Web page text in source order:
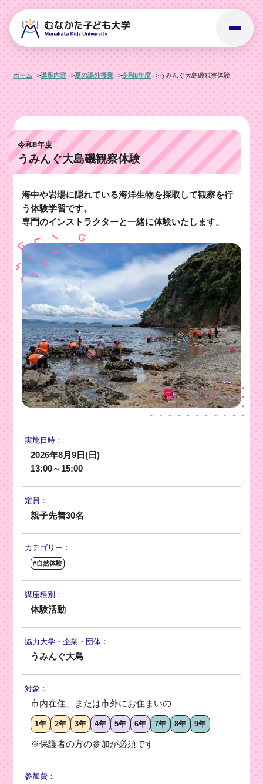
ホーム 講座内容 夏の課外授業 令和8年度 うみんぐ大島磯観察体験
令和8年度
うみんぐ大島磯観察体験
海中や岩場に隠れている海洋生物を採取して観察を行
う体験学習です。
専門のインストラクターと一緒に体験いたします。
実施日時：
2026年8月9日(日)
13:00～15:00
定員：
親子先着30名
カテゴリー：
#自然体験
講座種別：
体験活動
協力大学・企業・団体：
うみんぐ大島
対象：
市内在住、または市外にお住まいの
1年 2年 3年 4年 5年 6年 7年 8年 9年
※保護者の方の参加が必須です
参加費：